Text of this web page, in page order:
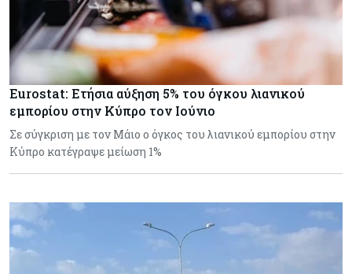
Eurostat: Ετήσια αύξηση 5% του όγκου λιανικού
εμπορίου στην Κύπρο τον Ιούνιο
Σε σύγκριση με τον Μάιο ο όγκος του λιανικού εμπορίου στην
Κύπρο κατέγραψε μείωση 1%